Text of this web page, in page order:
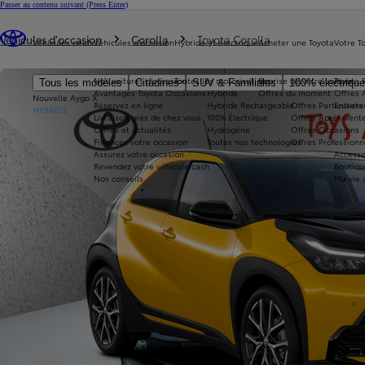
Passer au contenu suivant (Press Enter)
Véhicules neufs
Tous les modèles Citadines SUV & Familiales 100%
Nouvelle Aygo X
HYBRIDE
Véhicules d'occasion
Nos voitures d'occasion
Avantages Toyota Occasions
Réservez en ligne
Livraison près de chez vous
Offres et actualités
Financez votre occasion
Assurez votre occasion
Revendez votre véhicule cash
Nos conseils
Hybride et électrique
Toutes les motorisations
Hybride
Hybride Rechargeable
100% Électrique
Hydrogène
Toutes nos technologies
Acheter une Toyota
Reprise de votre voiture
Offres du moment
Offres Particuliers
Offres Après-
Offres Occasions
Offres
Votre
Toyota
Offres
Ma vie
Véhicules d'occasion Corolla Toyota Corolla